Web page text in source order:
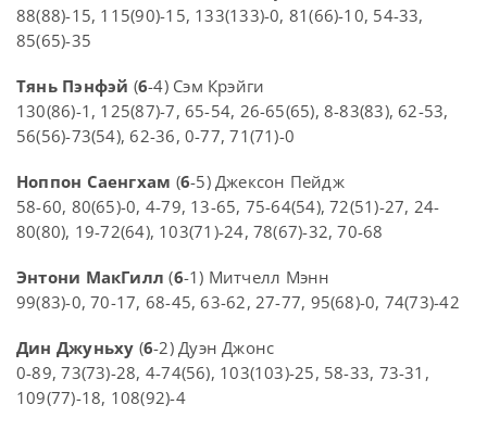
88(88)-15, 115(90)-15, 133(133)-0, 81(66)-10, 54-33,
85(65)-35
Тянь Пэнфэй (6-4) Сэм Крэйги
130(86)-1, 125(87)-7, 65-54, 26-65(65), 8-83(83), 62-53,
56(56)-73(54), 62-36, 0-77, 71(71)-0
Ноппон Саенгхам (6-5) Джексон Пейдж
58-60, 80(65)-0, 4-79, 13-65, 75-64(54), 72(51)-27, 24-
80(80), 19-72(64), 103(71)-24, 78(67)-32, 70-68
Энтони МакГилл (6-1) Митчелл Мэнн
99(83)-0, 70-17, 68-45, 63-62, 27-77, 95(68)-0, 74(73)-42
Дин Джуньху (6-2) Дуэн Джонс
0-89, 73(73)-28, 4-74(56), 103(103)-25, 58-33, 73-31,
109(77)-18, 108(92)-4